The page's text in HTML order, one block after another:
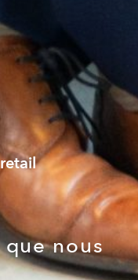
que nous